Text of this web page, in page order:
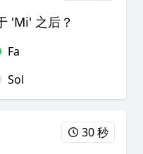
'Mi' 之后？
Fa
Sol
30 秒